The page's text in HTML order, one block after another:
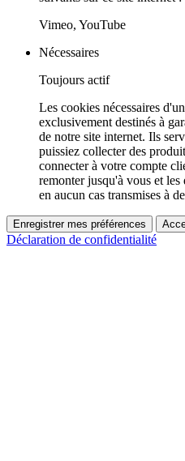
Vimeo, YouTube
Nécessaires
Toujours actif
Les cookies nécessaires
exclusivement destinés à
de notre site internet. Ils
puissiez collecter des
connecter à votre compte
remonter jusqu'à vous et
en aucun cas transmises à
Enregistrer mes préférences
Déclaration de confidentialité